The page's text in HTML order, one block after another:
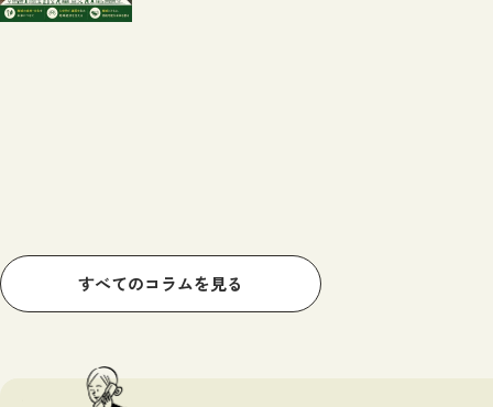
すべてのコラムを見る